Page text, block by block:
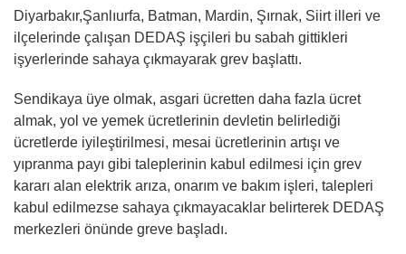
Diyarbakır,Şanlıurfa, Batman, Mardin, Şırnak, Siirt illeri ve
ilçelerinde çalışan DEDAŞ işçileri bu sabah gittikleri
işyerlerinde sahaya çıkmayarak grev başlattı.
Sendikaya üye olmak, asgari ücretten daha fazla ücret
almak, yol ve yemek ücretlerinin devletin belirlediği
ücretlerde iyileştirilmesi, mesai ücretlerinin artışı ve
yıpranma payı gibi taleplerinin kabul edilmesi için grev
kararı alan elektrik arıza, onarım ve bakım işleri, talepleri
kabul edilmezse sahaya çıkmayacaklar belirterek DEDAŞ
merkezleri önünde greve başladı.